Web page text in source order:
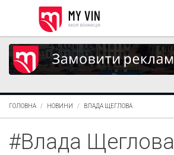
ГОЛОВНА НОВИНИ ВЛАДА ЩЕГЛОВА
#Влада Щеглова